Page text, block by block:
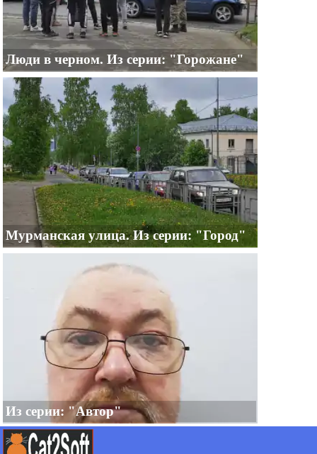
Люди в черном. Из серии: "Горожане"
Мурманская улица. Из серии: "Город"
Из серии: "Автор"